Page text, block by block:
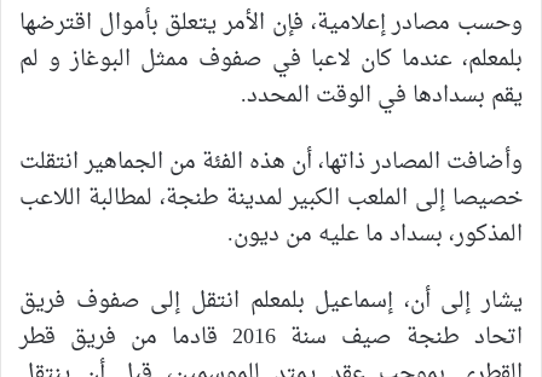
وحسب مصادر إعلامية، فإن الأمر يتعلق بأموال اقترضها
بلمعلم، عندما كان لاعبا في صفوف ممثل البوغاز و لم
يقم بسدادها في الوقت المحدد.
وأضافت المصادر ذاتها، أن هذه الفئة من الجماهير انتقلت
خصيصا إلى الملعب الكبير لمدينة طنجة، لمطالبة اللاعب
المذكور، بسداد ما عليه من ديون.
يشار إلى أن، إسماعيل بلمعلم انتقل إلى صفوف فريق
اتحاد طنجة صيف سنة 2016 قادما من فريق قطر